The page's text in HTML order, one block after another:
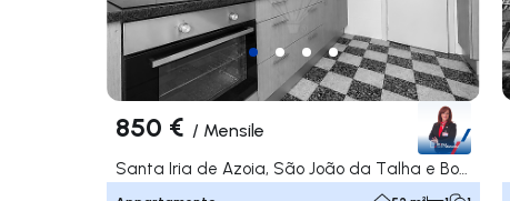
850 € / Mensile
Santa Iria de Azoia, São João da Talha e Bobadela, Loures